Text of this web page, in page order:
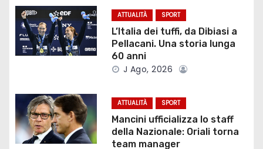
a
z
i
n
e
ATTUALITÀ SPORT
L’Italia dei tuffi, da Dibiasi a
Pellacani. Una storia lunga
60 anni
J Ago, 2026
ATTUALITÀ SPORT
Mancini ufficializza lo staff
della Nazionale: Oriali torna
team manager